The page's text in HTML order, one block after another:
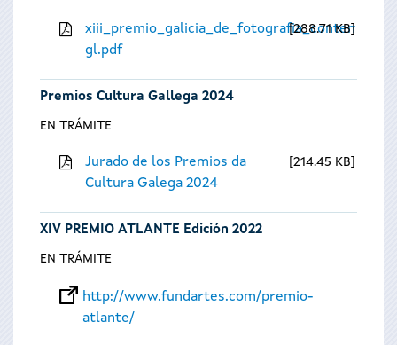
gl.pdf
288.71 KB
Premios Cultura Gallega 2024
EN TRÁMITE
Jurado de los Premios da
Cultura Galega 2024
214.45 KB
XIV PREMIO ATLANTE Edición 2022
EN TRÁMITE
http://www.fundartes.com/premio-
atlante/